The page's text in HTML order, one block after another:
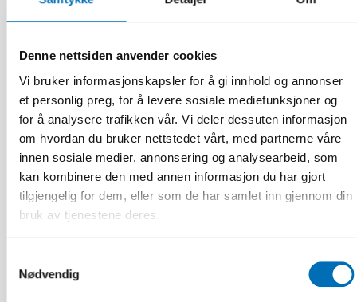
Denne nettsiden anvender cookies
Vi bruker informasjonskapsler for å gi innhold og annonser
et personlig preg, for å levere sosiale mediefunksjoner og
for å analysere trafikken vår. Vi deler dessuten informasjon
om hvordan du bruker nettstedet vårt, med partnerne våre
innen sosiale medier, annonsering og analysearbeid, som
kan kombinere den med annen informasjon du har gjort
tilgjengelig for dem, eller som de har samlet inn gjennom din
bruk av tjenestene deres.
Nødvendig
27 nov 2025
AI transforming working life for persons with
disabilities